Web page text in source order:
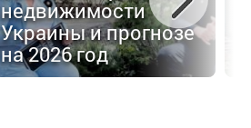
недвижимости
Украины и прогнозе
на 2026 год